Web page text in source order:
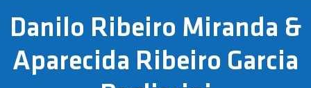
Danilo Ribeiro Miranda &
Aparecida Ribeiro Garcia